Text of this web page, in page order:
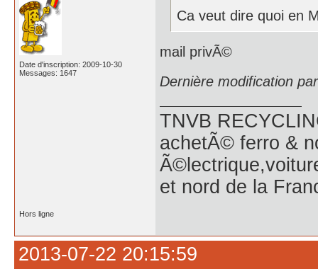
Date d'inscription: 2009-10-30
Messages: 1647
Ca veut dire quoi en
mail privÃ©
Dernière modification
TNVB
achetÃ© ferro &
et nord de la
Hors ligne
2013-07-22 20:15:59